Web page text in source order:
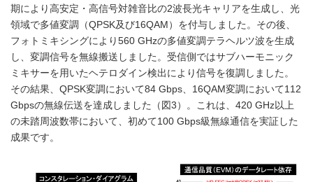
期により高安定・高信号対雑音比の2波長光キャリアを生成し、光
領域で多値変調（QPSK及び16QAM）を付与しました。その後、
フォトミキシングにより560 GHzの多値変調テラヘルツ波を生成
し、変調信号を無線搬送しました。受信側ではサブハーモニック
ミキサーを用いたヘテロダイン検出により信号を復調しました。
その結果、QPSK変調において84 Gbps、16QAM変調において112
Gbpsの無線伝送を達成しました（図3）。これは、420 GHz以上
の未踏周波数帯において、初めて100 Gbps級無線通信を実証した
成果です。